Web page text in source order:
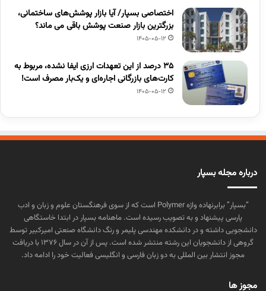
اختصاصی بسپار/ آیا بازار پوشش‌های ساختمانی،
بزرگترین بازار صنعت پوشش باقی می ماند؟
1405-05-12
۳۵ درصد از این تعهدات ارزی ایفا نشده، مربوط به
کارت‌های بازرگانی اجاره‌ای و یک‌بار مصرف است!
1405-05-12
درباره مجله بسپار
“بسپار” برابرنهاده واژه Polymer است که از سوی فرهنگستان علوم و زبان و ادب
پارسی پیشنهاد و به تصویب رسیده است. ماهنامه بسپار در ابتدا خاستگاهی
دانشجویی داشته و در دانشکده مهندسی پلیمر و رنگ دانشگاه صنعتی امیرکبیر توسط
گروهی از دانشجویان این رشته منتشر شده است. پس از آن در سال ۱۳۷۶ با دریافت
مجوز انتشار بین المللی به دو زبان فارسی و انگلیسی فعالیت خود را ادامه داد.
مجوز ها